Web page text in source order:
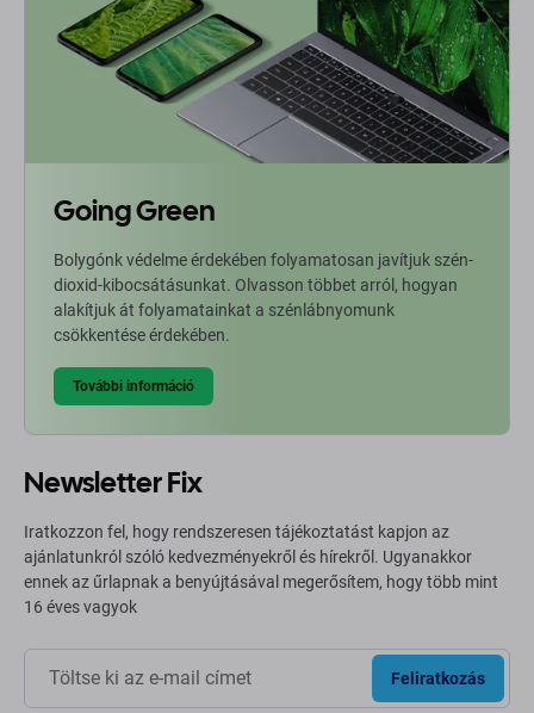
Going Green
Bolygónk védelme érdekében folyamatosan javítjuk szén-
dioxid-kibocsátásunkat. Olvasson többet arról, hogyan
alakítjuk át folyamatainkat a szénlábnyomunk
csökkentése érdekében.
További információ
Newsletter Fix
Iratkozzon fel, hogy rendszeresen tájékoztatást kapjon az
ajánlatunkról szóló kedvezményekről és hírekről. Ugyanakkor
ennek az űrlapnak a benyújtásával megerősítem, hogy több mint
16 éves vagyok
Feliratkozás